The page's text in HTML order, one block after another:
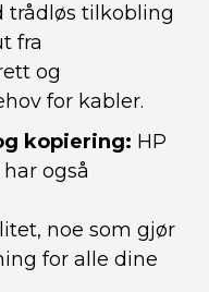
trådløs tilkobling
fra
og
for kabler.
kopiering: HP
også
noe som gjør
for alle dine